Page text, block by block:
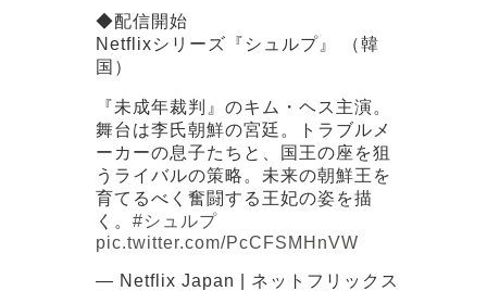
◆配信開始
Netflixシリーズ『シュルプ』 （韓
国）
『未成年裁判』のキム・ヘス主演。
舞台は李氏朝鮮の宮廷。トラブルメ
ーカーの息子たちと、国王の座を狙
うライバルの策略。未来の朝鮮王を
育てるべく奮闘する王妃の姿を描
く。 #シュルプ
pic.twitter.com/PcCFSMHnVW
— Netflix Japan | ネットフリックス